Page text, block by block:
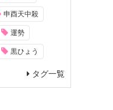
申酉天中殺
運勢
黒ひょう
タグ一覧